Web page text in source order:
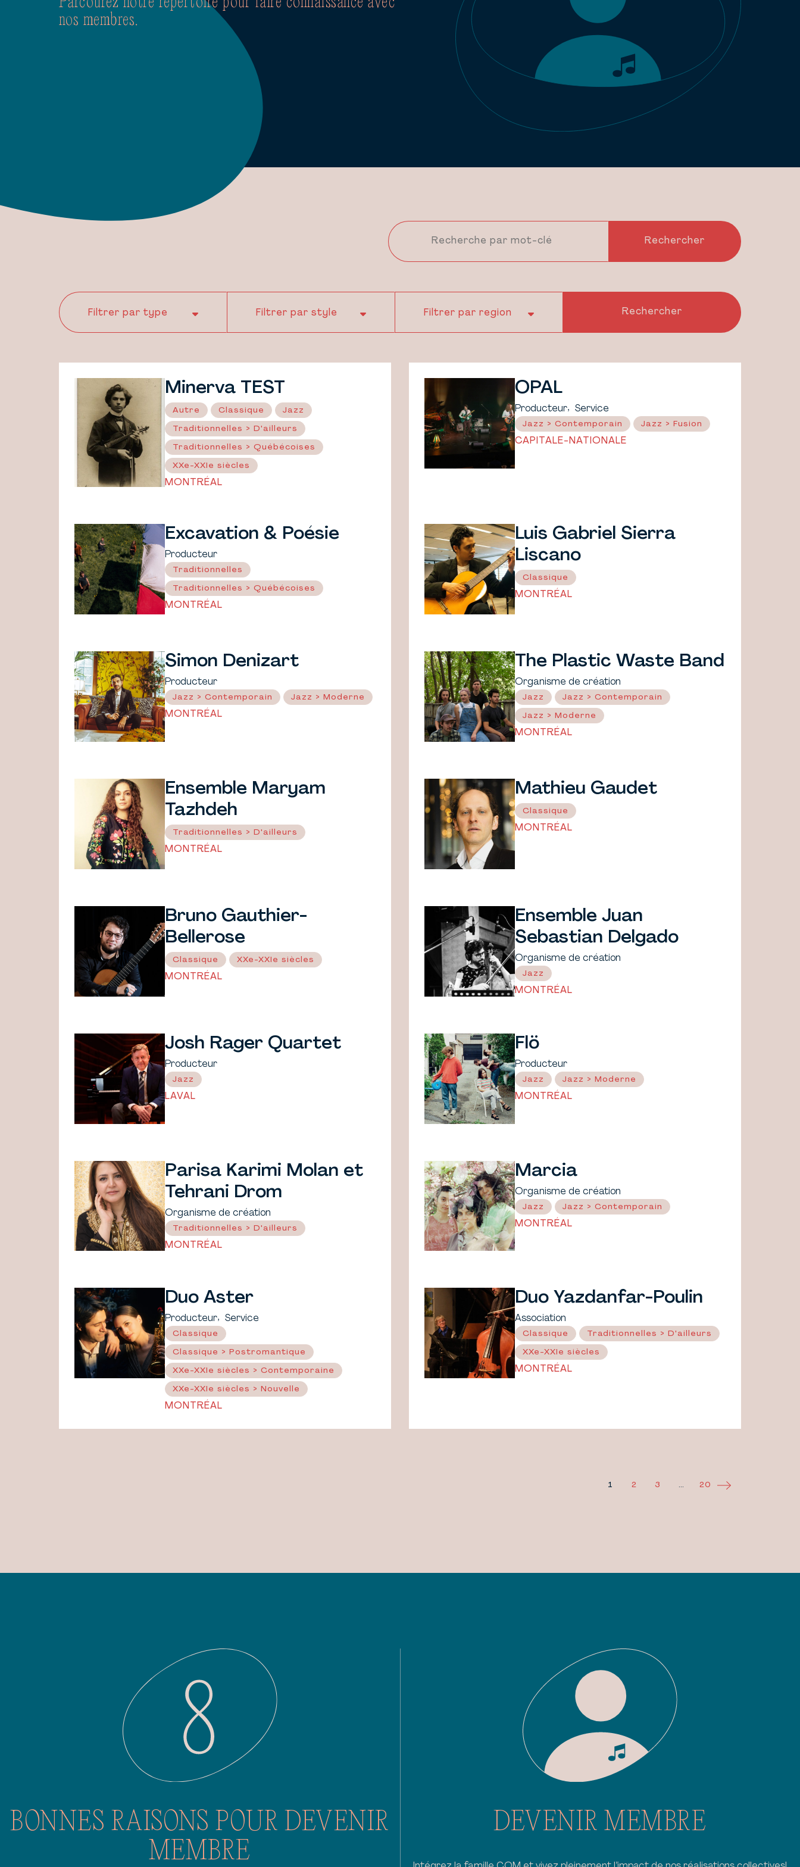
nos membres.
Minerva TEST
Autre Classique Jazz
Traditionnelles > D'ailleurs
Traditionnelles > Québécoises
XXe-XXIe siècles
MONTRÉAL
OPAL
Producteur, Service
Jazz > Contemporain Jazz > Fusion
CAPITALE-NATIONALE
Excavation & Poésie
Producteur
Traditionnelles
Traditionnelles > Québécoises
MONTRÉAL
Luis Gabriel Sierra
Liscano
Classique
MONTRÉAL
Simon Denizart
Producteur
Jazz > Contemporain Jazz > Moderne
MONTRÉAL
The Plastic Waste Band
Organisme de création
Jazz Jazz > Contemporain
Jazz > Moderne
MONTRÉAL
Ensemble Maryam
Tazhdeh
Traditionnelles > D'ailleurs
MONTRÉAL
Mathieu Gaudet
Classique
MONTRÉAL
Bruno Gauthier-
Bellerose
Classique XXe-XXIe siècles
MONTRÉAL
Ensemble Juan
Sebastian Delgado
Organisme de création
Jazz
MONTRÉAL
Josh Rager Quartet
Producteur
Jazz
LAVAL
Flö
Producteur
Jazz Jazz > Moderne
MONTRÉAL
Parisa Karimi Molan et
Tehrani Drom
Organisme de création
Traditionnelles > D'ailleurs
MONTRÉAL
Marcia
Organisme de création
Jazz Jazz > Contemporain
MONTRÉAL
Duo Aster
Producteur, Service
Classique
Classique > Postromantique
XXe-XXIe siècles > Contemporaine
XXe-XXIe siècles > Nouvelle
MONTRÉAL
Duo Yazdanfar-Poulin
Association
Classique Traditionnelles > D'ailleurs
XXe-XXIe siècles
MONTRÉAL
1 2 3 … 20
BONNES RAISONS POUR DEVENIR
MEMBRE
DEVENIR MEMBRE